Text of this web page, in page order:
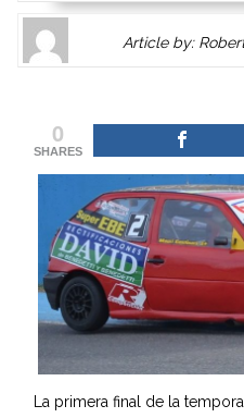
Author
Gravatar
Author
page.
Article by:
0
SHARES
La primera final de la